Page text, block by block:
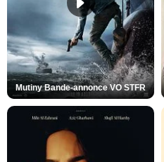
Mutiny Bande-annonce VO STFR